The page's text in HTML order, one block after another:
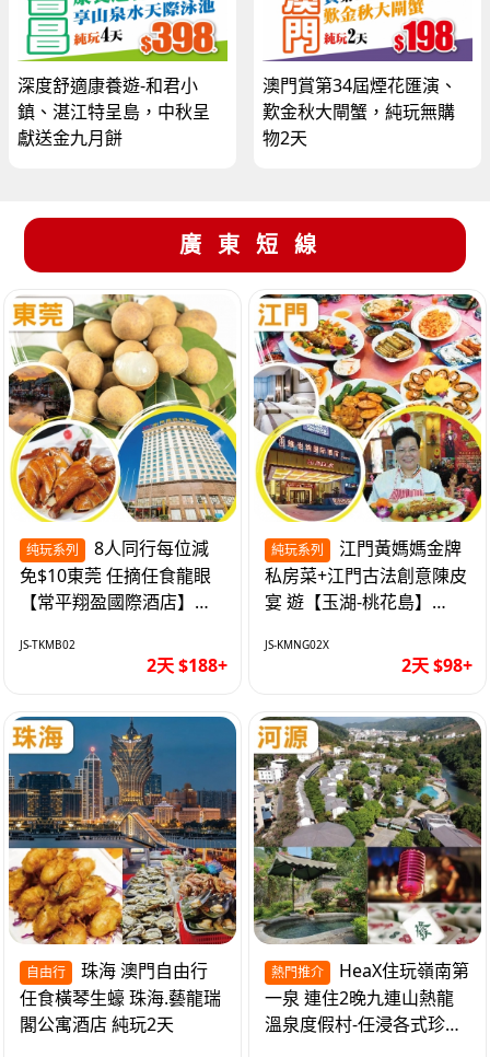
深度舒適康養遊-和君小
鎮、湛江特呈島，中秋呈
獻送金九月餅
澳門賞第34屆煙花匯演、
歎金秋大閘蟹，純玩無購
物2天
廣東短線
纯玩系列
免$10東莞 任摘任食龍眼
【常平翔盈國際酒店】
天
JS-TKMB02
2天 $188+
純玩系列
私房菜+江門古法創意陳皮
宴 遊【玉湖-桃花島】
純玩2天
JS-KMNG02X
2天 $98+
自由行
任食橫琴生蠔 珠海.藝龍瑞
閣公寓酒店 純玩2天
熱門推介
一泉 連住2晚九連山熱龍
溫泉度假村-任浸各式珍稀